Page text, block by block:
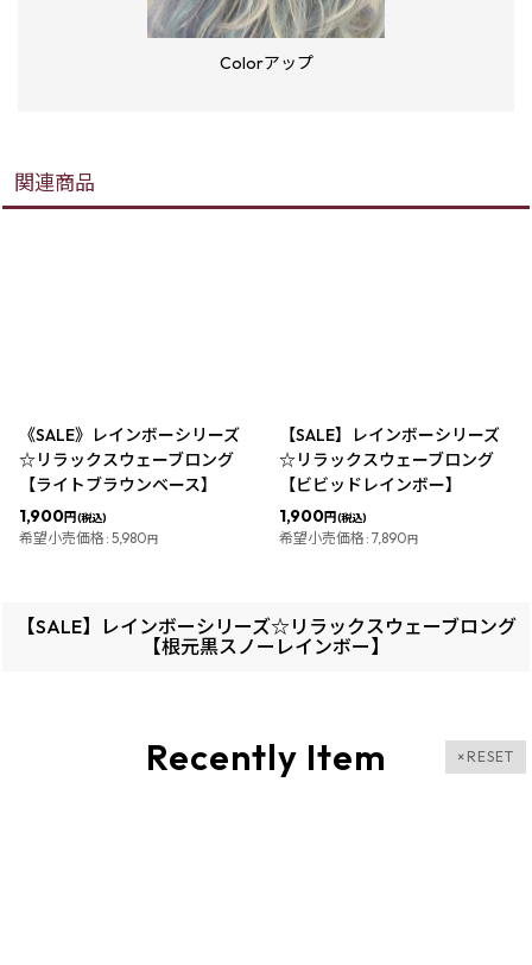
【SALE】レインボーシリーズ☆リラックスウェーブロング
【根元黒スノーレインボー】
Colorアップ
関連商品
《SALE》レインボーシリーズ
☆リラックスウェーブロング
【ライトブラウンベース】
1,900円(税込)
希望小売価格 : 5,980円
【SALE】レインボーシリーズ
☆リラックスウェーブロング
【ビビッドレインボー】
1,900円(税込)
希望小売価格 : 7,890円
Recently Item ×RESET